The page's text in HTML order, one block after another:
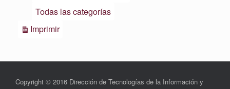
Todas las categorías
ImprimirVistas
Copyright © 2016 Dirección de Tecnologías de la Información y